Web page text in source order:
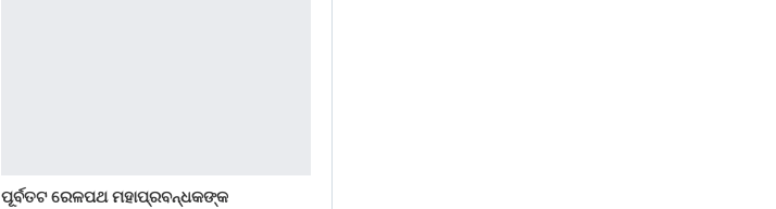
ପୂର୍ବତଟ ରେଳପଥ ମହାପ୍ରବନ୍ଧକଙ୍କ